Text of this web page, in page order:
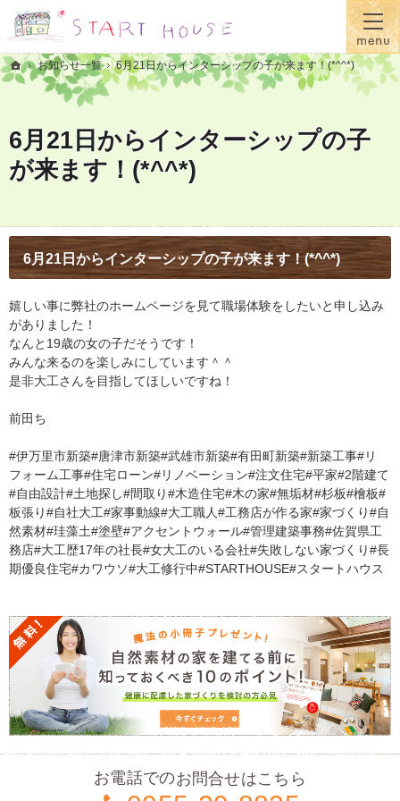
6月21日からインターシップの子
が来ます！(*^^*)
プロの目線からご提案。佐賀県伊万里市の注文住宅・新築戸建てを手がける工務店なら当
佐賀県伊万里市の新築・注文住宅・新築戸建てを手がける工務店ならSTART HOUSE（ス
6月21日からインターシップの子が来ます！(*^^*)
嬉しい事に弊社のホームページを見て職場体験をしたいと申し込み
がありました！
なんと19歳の女の子だそうです！
みんな来るのを楽しみにしています＾＾
是非大工さんを目指してほしいですね！
前田ち
#伊万里市新築#唐津市新築#武雄市新築#有田町新築#新築工事#リ
フォーム工事#住宅ローン#リノベーション#注文住宅#平家#2階建て
#自由設計#土地探し#間取り#木造住宅#木の家#無垢材#杉板#檜板#
板張り#自社大工#家事動線#大工職人#工務店が作る家#家づくり#自
然素材#珪藻土#塗壁#アクセントウォール#管理建築事務#佐賀県工
務店#大工歴17年の社長#女大工のいる会社#失敗しない家づくり#長
期優良住宅#カワウソ#大工修行中#STARTHOUSE#スタートハウス
ホーム
お知らせ一覧 6月21日からインターシップの子が来ます！(*^^*)
お電話でのお問合せはこちら